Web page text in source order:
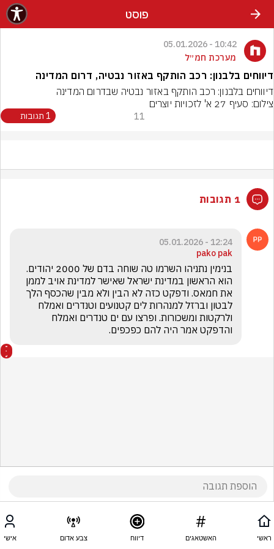
פוסט
10:42 - 05.01.2026
מערכת חמ״ל
דיווחים בלבנון: רכב הותקף באזור נבטיה, דרום המדינה
דיווחים בלבנון: רכב הותקף באזור נבטיה שבדרום המדינה
צילום: סעיף 27 א' לזכויות יוצרים
11 1 תגובות
1 תגובות
12:24 - 05.01.2026
pako pak
והדפקט אמר היה להם כפכפים.
ראשי האשטאגים דיווח צבע אדום אישי